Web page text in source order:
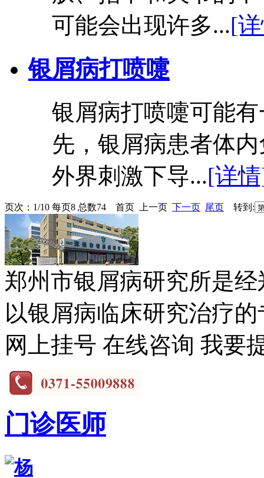
可能会出现许多...[
银屑病打喷嚏
银屑病打喷嚏可能
先，银屑病患者体
外界刺激下导...[详
页次：1/10 每页8 总数74 首页 上一页 下一页 尾页 转到:
郑州市银屑病研究所是
以银屑病临床研究治疗
网上挂号 在线咨询 我要
门诊医师